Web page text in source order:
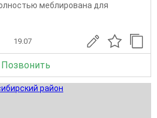
меблирована для
19.07
Позвонить